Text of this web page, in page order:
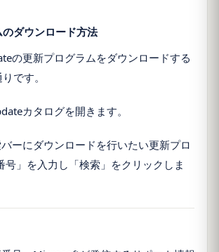
ダウンロード方法
の更新プログラムをダウンロードする
です。
カタログを開きます。
ーにダウンロードを行いたい更新プロ
号」を入力し「検索」をクリックしま